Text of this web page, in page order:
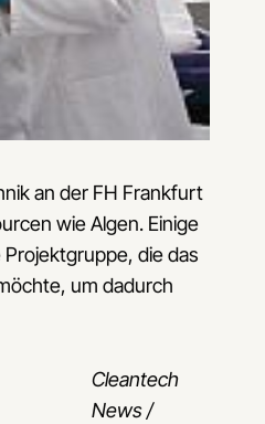
an der FH Frankfurt
wie Algen. Einige
die das
um dadurch
Cleantech
News /